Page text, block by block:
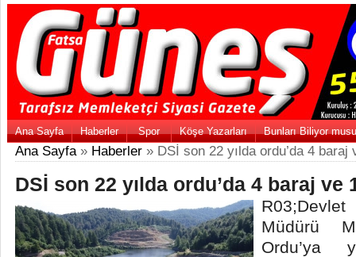
Ana Sayfa Haberler Spor Köşe Yazarları Bunları Biliyor
Ana Sayfa» Haberler » DSİ son 22 yılda ordu’da 4 baraj
DSİ son 22 yılda ordu’da 4 baraj ve
Müdürü
Ordu’ya